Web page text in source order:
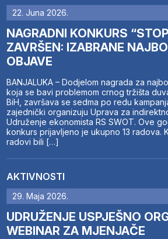
22. Juna 2026.
NAGRADNI KONKURS
ZAVRŠEN: IZABRANE
OBJAVE
BANJALUKA – Dodjelom nagrada za
koja se bavi problemom crnog tržišta
BiH, završava se sedma po redu
zajednički organizuju Uprava za
Udruženje ekonomista RS SWOT. Ove
konkurs prijavljeno je ukupno 13 radova.
radovi bili […]
AKTIVNOSTI
29. Maja 2026.
UDRUŽENJE USPJEŠNO
WEBINAR ZA MJENJAČE